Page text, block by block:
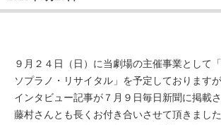
９月２４日（日）に当劇場の主催事業として
ソプラノ・リサイタル」を予定しております
インタビュー記事が７月９日毎日新聞に掲載さ
藤村さんとも長くお付き合いさせて頂きまし